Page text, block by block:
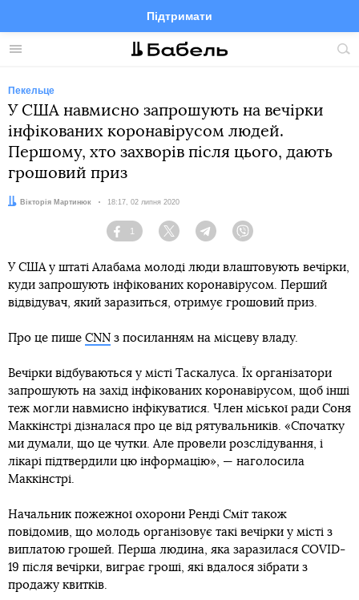
Меню
Підтримати
FacebookTelegramTwitter
Пекельце
У США навмисно запрошують на вечірки
інфікованих коронавірусом людей.
Першому, хто захворів після цього, дають
грошовий приз
Автор:Вікторія Мартинюк Дата:
18:17, 02 липня 2020
Facebook
1
Twitter TelegramViber
У США у штаті Алабама молоді люди влаштовують вечірки,
куди запрошують інфікованих коронавірусом. Перший
відвідувач, який заразиться, отримує грошовий приз.
Про це пише CNN з посиланням на місцеву владу.
Вечірки відбуваються у місті Таскалуса. Їх організатори
запрошують на захід інфікованих коронавірусом, щоб інші
теж могли навмисно інфікуватися. Член міської ради Соня
Маккінстрі дізналася про це від рятувальників. «Спочатку
ми думали, що це чутки. Але провели розслідування, і
лікарі підтвердили цю інформацію», — наголосила
Маккінстрі.
Начальник пожежної охорони Ренді Сміт також
повідомив, що молодь організовує такі вечірки у місті з
виплатою грошей. Перша людина, яка заразилася COVID-
19 після вечірки, виграє гроші, які вдалося зібрати з
продажу квитків.